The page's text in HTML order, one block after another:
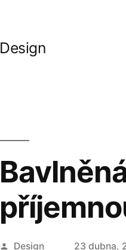
Design
Autor
Design 23 dubna,